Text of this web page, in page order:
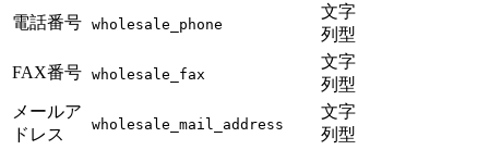
電話番号 wholesale_phone
文字
列型
FAX番号 wholesale_fax
文字
列型
メールア
ドレス
wholesale_mail_address
文字
列型